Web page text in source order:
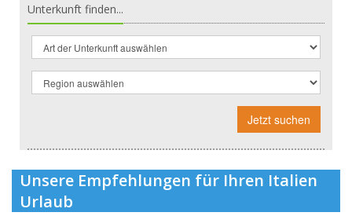
Unterkunft finden...
Jetzt suchen
Unsere Empfehlungen für Ihren Italien
Urlaub